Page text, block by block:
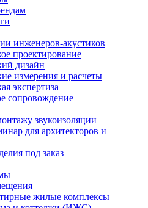
инженеров-акустиков
проектирование
дизайн
измерения и расчеты
экспертиза
сопровождение
звукоизоляции
для архитекторов и
под заказ
жилые комплексы